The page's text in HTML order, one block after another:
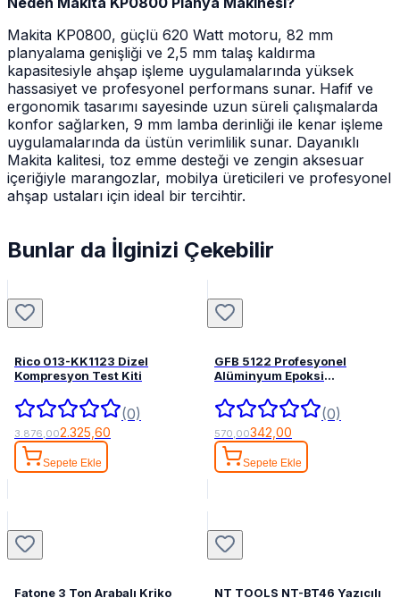
Makita KP0800, güçlü 620 Watt motoru, 82 mm
planyalama genişliği ve 2,5 mm talaş kaldırma
kapasitesiyle ahşap işleme uygulamalarında yüksek
hassasiyet ve profesyonel performans sunar. Hafif ve
ergonomik tasarımı sayesinde uzun süreli çalışmalarda
konfor sağlarken, 9 mm lamba derinliği ile kenar işleme
uygulamalarında da üstün verimlilik sunar. Dayanıklı
Makita kalitesi, toz emme desteği ve zengin aksesuar
içeriğiyle marangozlar, mobilya üreticileri ve profesyonel
ahşap ustaları için ideal bir tercihtir.
Bunlar da İlginizi Çekebilir
Rico 013-KK1123 Dizel
Kompresyon Test Kiti
(0)
3.876,002.325,60
Sepete Ekle
GFB 5122 Profesyonel
Alüminyum Epoksi
(0)
570,00342,00
Sepete Ekle
Fatone 3 Ton Arabalı Kriko
NT TOOLS NT-BT46 Yazıcılı